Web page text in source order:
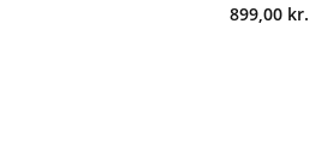
899,00 kr.